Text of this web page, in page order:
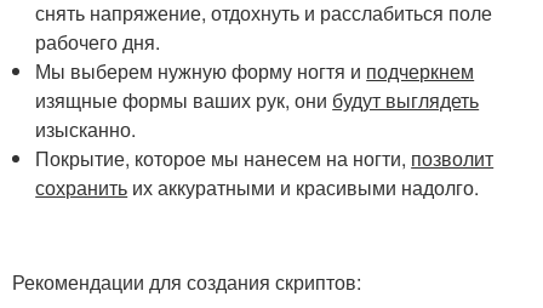
снять напряжение, отдохнуть и расслабиться поле
рабочего дня.
Мы выберем нужную форму ногтя и подчеркнем
изящные формы ваших рук, они будут выглядеть
изысканно.
Покрытие, которое мы нанесем на ногти, позволит
сохранить их аккуратными и красивыми надолго.
Рекомендации для создания скриптов: